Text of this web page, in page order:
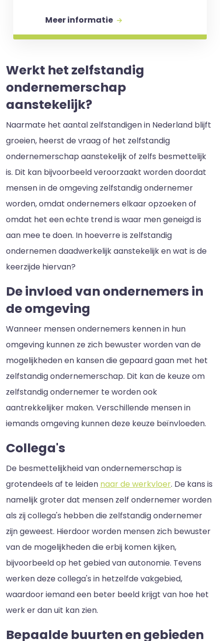
Meer informatie
Werkt het zelfstandig
ondernemerschap
aanstekelijk?
Naarmate het aantal zelfstandigen in Nederland blijft
groeien, heerst de vraag of het zelfstandig
ondernemerschap aanstekelijk of zelfs besmettelijk
is. Dit kan bijvoorbeeld veroorzaakt worden doordat
mensen in de omgeving zelfstandig ondernemer
worden, omdat ondernemers elkaar opzoeken of
omdat het een echte trend is waar men geneigd is
aan mee te doen. In hoeverre is zelfstandig
ondernemen daadwerkelijk aanstekelijk en wat is de
keerzijde hiervan?
De invloed van ondernemers in
de omgeving
Wanneer mensen ondernemers kennen in hun
omgeving kunnen ze zich bewuster worden van de
mogelijkheden en kansen die gepaard gaan met het
zelfstandig ondernemerschap. Dit kan de keuze om
zelfstandig ondernemer te worden ook
aantrekkelijker maken. Verschillende mensen in
iemands omgeving kunnen deze keuze beïnvloeden.
Collega's
De besmettelijkheid van ondernemerschap is
grotendeels af te leiden naar de werkvloer. De kans is
namelijk groter dat mensen zelf ondernemer worden
als zij collega's hebben die zelfstandig ondernemer
zijn geweest. Hierdoor worden mensen zich bewuster
van de mogelijkheden die erbij komen kijken,
bijvoorbeeld op het gebied van autonomie. Tevens
werken deze collega's in hetzelfde vakgebied,
waardoor iemand een beter beeld krijgt van hoe het
werk er dan uit kan zien.
Bepaalde buurten en gebieden